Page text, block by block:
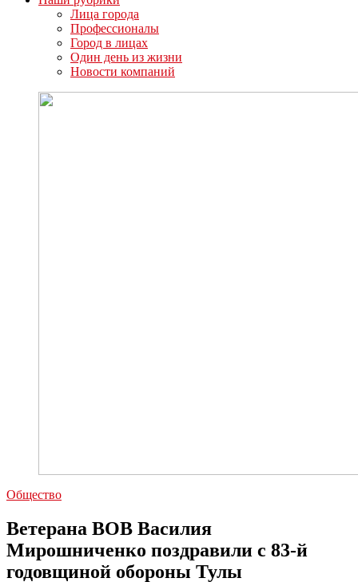
Лица города
Профессионалы
Город в лицах
Один день из жизни
Новости компаний
Общество
Ветерана ВОВ Василия
Мирошниченко поздравили с 83-й
годовщиной обороны Тулы